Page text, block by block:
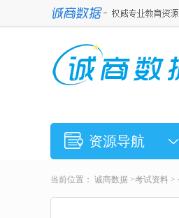
资源导航
当前位置： 诚商数据 >考试资料 >